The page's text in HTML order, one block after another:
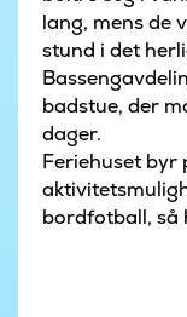
lang, mens de
stund i det
badstue, der
dager.
Feriehuset byr
bordfotball, så